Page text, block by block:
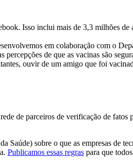
Isso inclui mais de 3,3 milhões de
em colaboração com o
de que as vacinas são
ouvir de um amigo que foi
de parceiros de verificação de fatos
Saúde) sobre o que as empresas de
Publicamos essas regras para que